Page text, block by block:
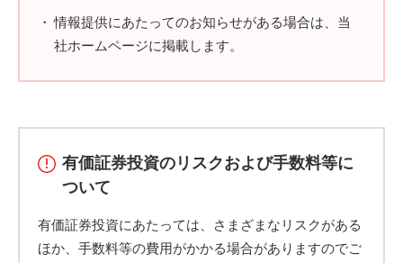
情報提供にあたってのお知らせがある場合は、当
社ホームページに掲載します。
有価証券投資のリスクおよび手数料等に
ついて
有価証券投資にあたっては、さまざまなリスクがある
ほか、手数料等の費用がかかる場合がありますのでご